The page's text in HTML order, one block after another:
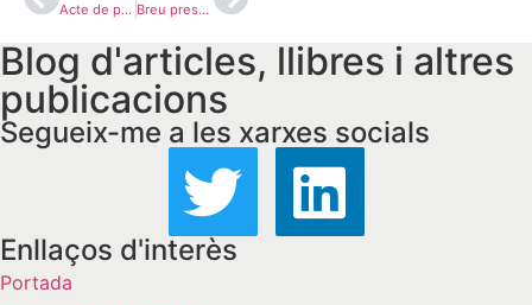
Acte de presentació del meu nou llibre ‘Dret parlamentari de Catalunya’ al Parlament de Catalunya Breu presentació del llibre Dret parlamentari de Catalunya al CRAI de la Facultat de Dret (UB)
Blog d'articles, llibres i altres
publicacions
Segueix-me a les xarxes socials
Enllaços d'interès
Portada